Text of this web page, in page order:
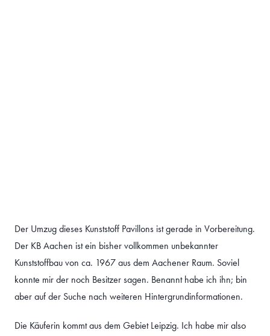
Der Umzug dieses Kunststoff Pavillons ist gerade in Vorbereitung.
Der KB Aachen ist ein bisher vollkommen unbekannter
Kunststoffbau von ca. 1967 aus dem Aachener Raum. Soviel
konnte mir der noch Besitzer sagen. Benannt habe ich ihn; bin
aber auf der Suche nach weiteren Hintergrundinformationen.
Die Käuferin kommt aus dem Gebiet Leipzig. Ich habe mir also